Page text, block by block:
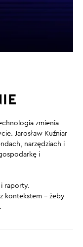
zmienia
Jarosław Kuźniar
narzędziach i
i
i raporty.
kontekstem – żeby